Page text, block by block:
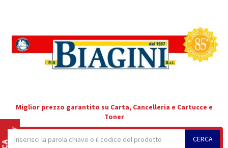
Miglior prezzo garantito su Carta, Cancelleria e Cartucce e
Toner
CERCA